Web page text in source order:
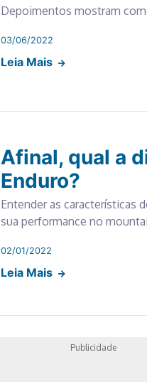
Depoimentos mostram
03/06/2022
Leia Mais
Afinal, qual a
Enduro?
Entender as características
sua performance no
02/01/2022
Leia Mais
Publicidade